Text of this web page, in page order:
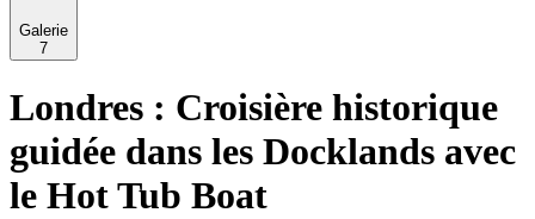
Galerie
7
Londres : Croisière historique
guidée dans les Docklands avec
le Hot Tub Boat